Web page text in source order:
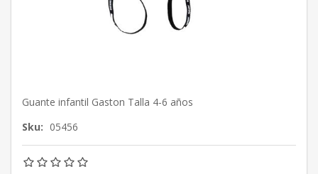
Guante infantil Gaston Talla 4-6 años
Sku: 05456